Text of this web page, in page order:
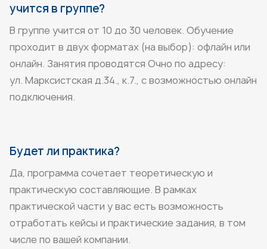
учится в группе?
В группе учится от 10 до 30 человек. Обучение
проходит в двух форматах (на выбор): офлайн или
онлайн. Занятия проводятся Очно по адресу:
ул. Марксистская д.34., к.7., с возможностью онлайн
подключения.
Будет ли практика?
Да, программа сочетает теоретическую и
практическую составляющие. В рамках
практической части у вас есть возможность
отработать кейсы и практические задания, в том
числе по вашей компании.